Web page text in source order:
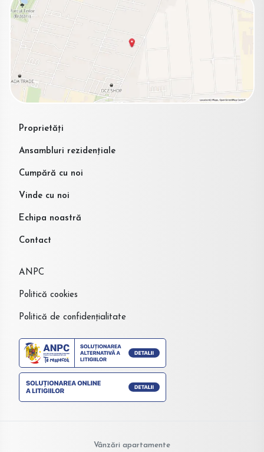
Proprietăți
Ansambluri rezidențiale
Cumpără cu noi
Vinde cu noi
Echipa noastră
Contact
ANPC
Politică cookies
Politică de confidențialitate
Vânzări apartamente